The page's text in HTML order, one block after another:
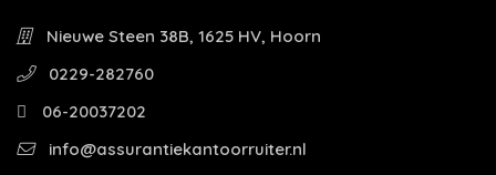
Nieuwe Steen 38B, 1625 HV, Hoorn
0229-282760
06-20037202
info@assurantiekantoorruiter.nl